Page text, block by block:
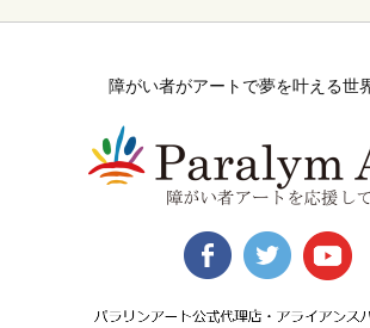
障がい者がアートで夢を叶える世